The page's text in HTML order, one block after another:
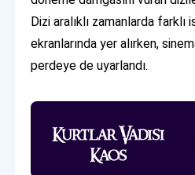
Dizi aralıklı zamanlarda
ekranlarında yer alırken,
perdeye de uyarlandı.